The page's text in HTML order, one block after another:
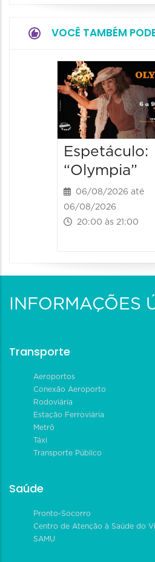
VOCÊ TAMBÉM
Espetáculo:
“Olympia”
06/08/2026 até
06/08/2026
20:00 às 21:00
INFORMAÇÕES
Transporte
Aeroportos
Conexão Aeroporto
Rodoviária
Estação Ferroviária
Metrô
Táxi
Transporte Público
Saúde
Pronto-Socorro
Centro de Atenção à Saúde do
SAMU